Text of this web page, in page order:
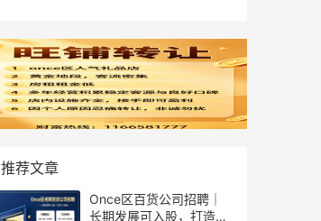
推荐文章
Once区百货公司招聘｜
长期发展可入股，打造个